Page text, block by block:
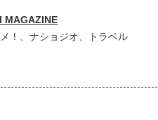
MAGAZINE
！、ナショジオ、トラベル